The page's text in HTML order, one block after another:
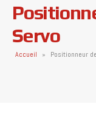
Servo
Accueil » Positionneur